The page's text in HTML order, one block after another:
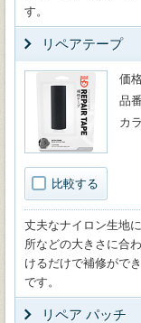
す。
リペアテープ
比較する
価
品番
カ
丈夫なナイロン生地
所などの大きさに合
けるだけで補修がで
です。
リペア パッチ